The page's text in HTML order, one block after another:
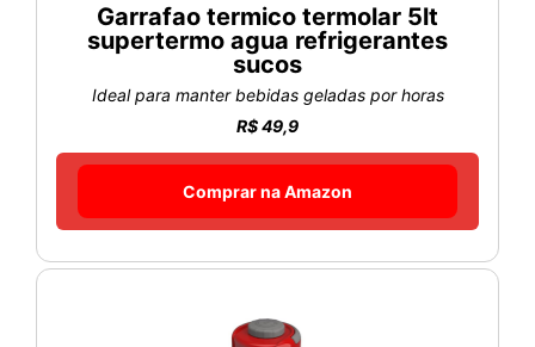
Garrafao termico termolar 5lt
supertermo agua refrigerantes
sucos
Ideal para manter bebidas geladas por horas
R$ 49,9
Comprar na Amazon